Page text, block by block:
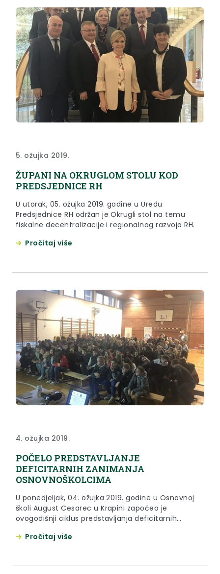
5. ožujka 2019.
ŽUPANI NA OKRUGLOM STOLU KOD
PREDSJEDNICE RH
U utorak, 05. ožujka 2019. godine u Uredu
Predsjednice RH održan je Okrugli stol na temu
fiskalne decentralizacije i regionalnog razvoja RH.
Pročitaj više
4. ožujka 2019.
POČELO PREDSTAVLJANJE
DEFICITARNIH ZANIMANJA
OSNOVNOŠKOLCIMA
U ponedjeljak, 04. ožujka 2019. godine u Osnovnoj
školi August Cesarec u Krapini započeo je
ovogodišnji ciklus predstavljanja deficitarnih
području Krapinsko-zagorske županije.
Pročitaj više